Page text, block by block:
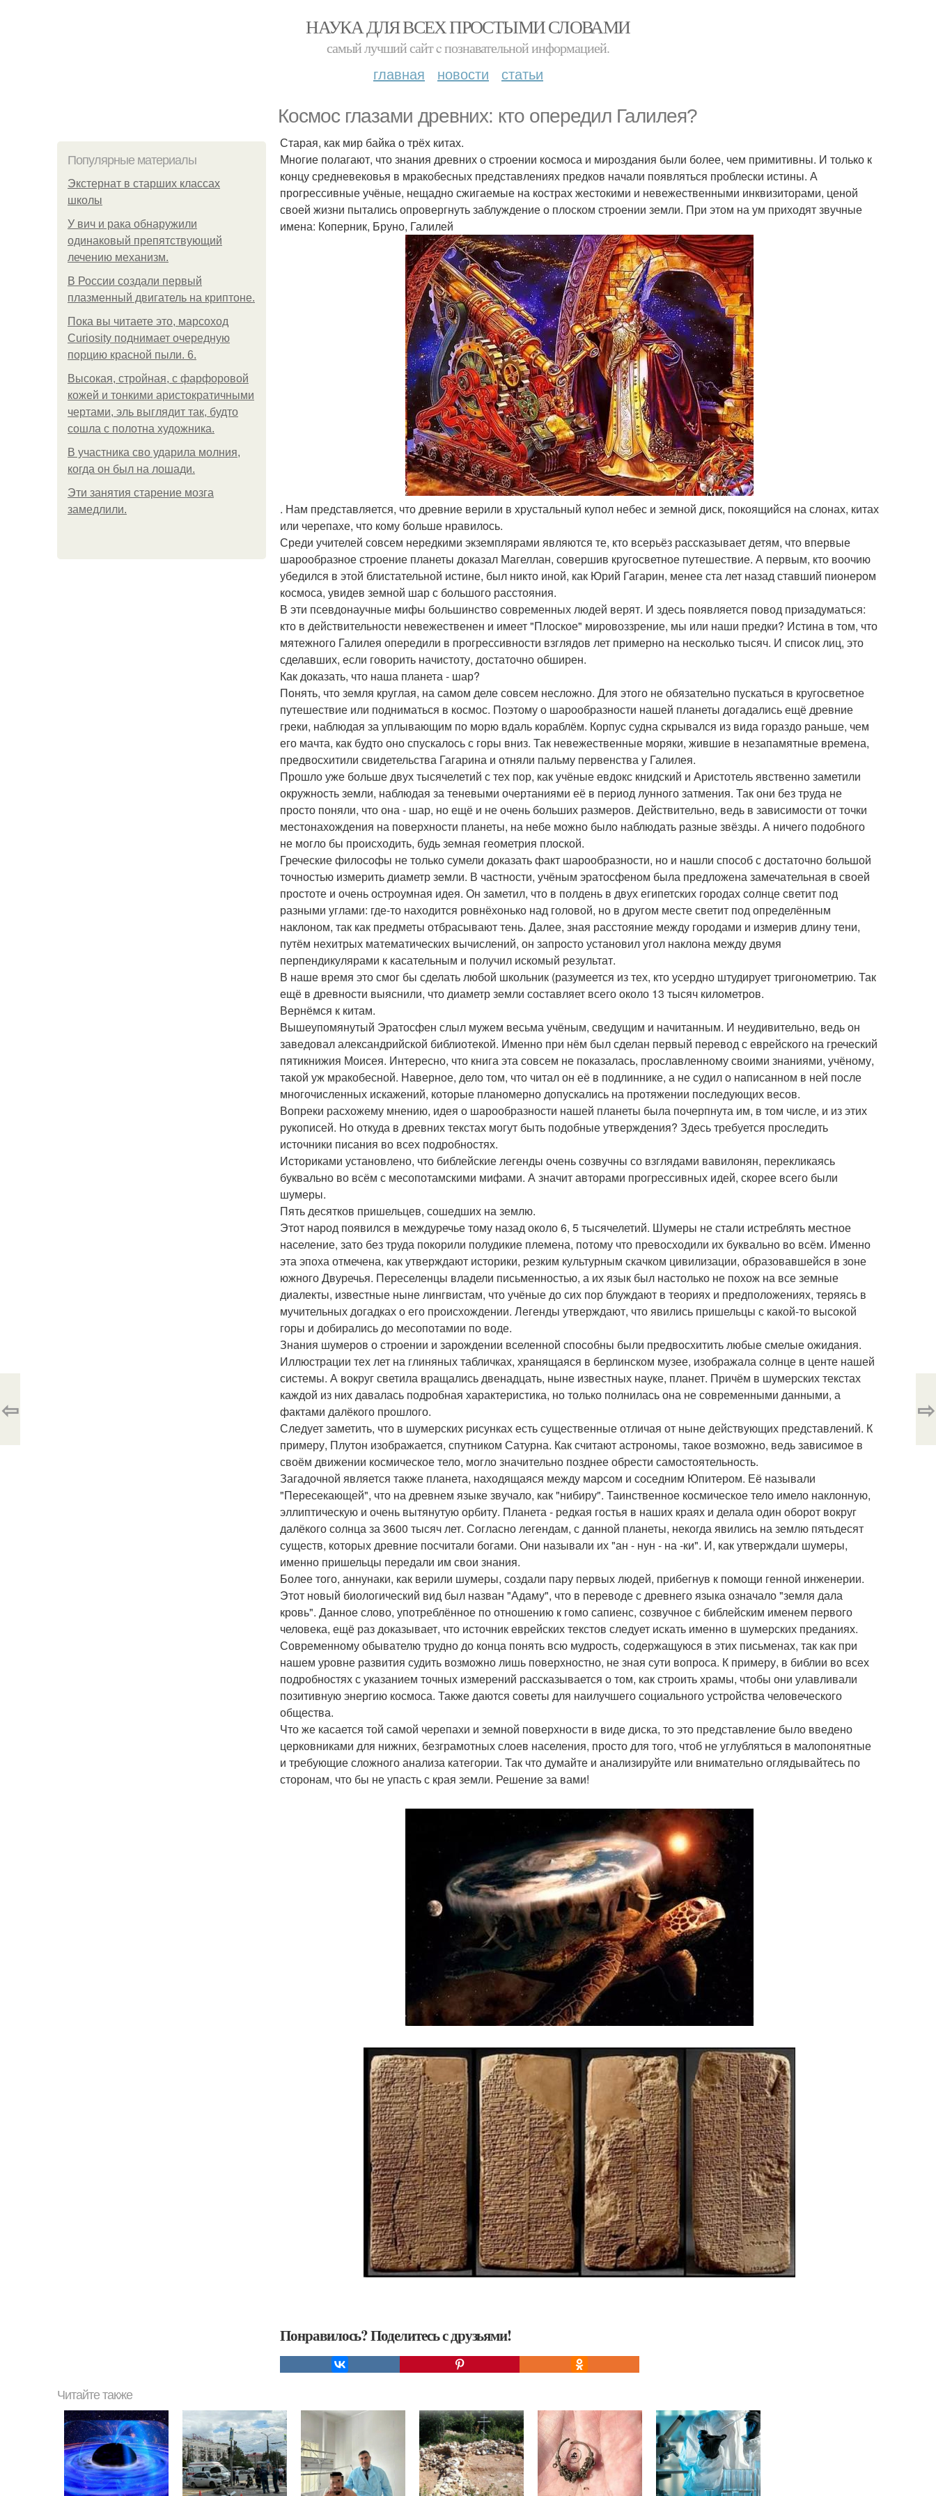
НАУКА ДЛЯ ВСЕХ ПРОСТЫМИ СЛОВАМИ
самый лучший сайт c познавательной информацией.
главная новости статьи
Космос глазами древних: кто опередил Галилея?
Популярные материалы
Экстернат в старших классах
школы
У вич и рака обнаружили
одинаковый препятствующий
лечению механизм.
В России создали первый
плазменный двигатель на криптоне.
Пока вы читаете это, марсоход
Curiosity поднимает очередную
порцию красной пыли. 6.
Высокая, стройная, с фарфоровой
кожей и тонкими аристократичными
чертами, эль выглядит так, будто
сошла с полотна художника.
В участника сво ударила молния,
когда он был на лошади.
Эти занятия старение мозга
замедлили.
Старая, как мир байка о трёх китах.
Многие полагают, что знания древних о строении космоса и мироздания были более, чем примитивны. И только к
концу средневековья в мракобесных представлениях предков начали появляться проблески истины. А
прогрессивные учёные, нещадно сжигаемые на кострах жестокими и невежественными инквизиторами, ценой
своей жизни пытались опровергнуть заблуждение о плоском строении земли. При этом на ум приходят звучные
имена: Коперник, Бруно, Галилей
. Нам представляется, что древние верили в хрустальный купол небес и земной диск, покоящийся на слонах, китах
или черепахе, что кому больше нравилось.
Среди учителей совсем нередкими экземплярами являются те, кто всерьёз рассказывает детям, что впервые
шарообразное строение планеты доказал Магеллан, совершив кругосветное путешествие. А первым, кто воочию
убедился в этой блистательной истине, был никто иной, как Юрий Гагарин, менее ста лет назад ставший пионером
космоса, увидев земной шар с большого расстояния.
В эти псевдонаучные мифы большинство современных людей верят. И здесь появляется повод призадуматься:
кто в действительности невежественен и имеет "Плоское" мировоззрение, мы или наши предки? Истина в том, что
мятежного Галилея опередили в прогрессивности взглядов лет примерно на несколько тысяч. И список лиц, это
сделавших, если говорить начистоту, достаточно обширен.
Как доказать, что наша планета - шар?
Понять, что земля круглая, на самом деле совсем несложно. Для этого не обязательно пускаться в кругосветное
путешествие или подниматься в космос. Поэтому о шарообразности нашей планеты догадались ещё древние
греки, наблюдая за уплывающим по морю вдаль кораблём. Корпус судна скрывался из вида гораздо раньше, чем
его мачта, как будто оно спускалось с горы вниз. Так невежественные моряки, жившие в незапамятные времена,
предвосхитили свидетельства Гагарина и отняли пальму первенства у Галилея.
Прошло уже больше двух тысячелетий с тех пор, как учёные евдокс книдский и Аристотель явственно заметили
окружность земли, наблюдая за теневыми очертаниями её в период лунного затмения. Так они без труда не
просто поняли, что она - шар, но ещё и не очень больших размеров. Действительно, ведь в зависимости от точки
местонахождения на поверхности планеты, на небе можно было наблюдать разные звёзды. А ничего подобного
не могло бы происходить, будь земная геометрия плоской.
Греческие философы не только сумели доказать факт шарообразности, но и нашли способ с достаточно большой
точностью измерить диаметр земли. В частности, учёным эратосфеном была предложена замечательная в своей
простоте и очень остроумная идея. Он заметил, что в полдень в двух египетских городах солнце светит под
разными углами: где-то находится ровнёхонько над головой, но в другом месте светит под определённым
наклоном, так как предметы отбрасывают тень. Далее, зная расстояние между городами и измерив длину тени,
путём нехитрых математических вычислений, он запросто установил угол наклона между двумя
перпендикулярами к касательным и получил искомый результат.
В наше время это смог бы сделать любой школьник (разумеется из тех, кто усердно штудирует тригонометрию. Так
ещё в древности выяснили, что диаметр земли составляет всего около 13 тысяч километров.
Вернёмся к китам.
Вышеупомянутый Эратосфен слыл мужем весьма учёным, сведущим и начитанным. И неудивительно, ведь он
заведовал александрийской библиотекой. Именно при нём был сделан первый перевод с еврейского на греческий
пятикнижия Моисея. Интересно, что книга эта совсем не показалась, прославленному своими знаниями, учёному,
такой уж мракобесной. Наверное, дело том, что читал он её в подлиннике, а не судил о написанном в ней после
многочисленных искажений, которые планомерно допускались на протяжении последующих весов.
Вопреки расхожему мнению, идея о шарообразности нашей планеты была почерпнута им, в том числе, и из этих
рукописей. Но откуда в древних текстах могут быть подобные утверждения? Здесь требуется проследить
источники писания во всех подробностях.
Историками установлено, что библейские легенды очень созвучны со взглядами вавилонян, перекликаясь
буквально во всём с месопотамскими мифами. А значит авторами прогрессивных идей, скорее всего были
шумеры.
Пять десятков пришельцев, сошедших на землю.
Этот народ появился в междуречье тому назад около 6, 5 тысячелетий. Шумеры не стали истреблять местное
население, зато без труда покорили полудикие племена, потому что превосходили их буквально во всём. Именно
эта эпоха отмечена, как утверждают историки, резким культурным скачком цивилизации, образовавшейся в зоне
южного Двуречья. Переселенцы владели письменностью, а их язык был настолько не похож на все земные
диалекты, известные ныне лингвистам, что учёные до сих пор блуждают в теориях и предположениях, теряясь в
мучительных догадках о его происхождении. Легенды утверждают, что явились пришельцы с какой-то высокой
горы и добирались до месопотамии по воде.
Знания шумеров о строении и зарождении вселенной способны были предвосхитить любые смелые ожидания.
Иллюстрации тех лет на глиняных табличках, хранящаяся в берлинском музее, изображала солнце в центе нашей
системы. А вокруг светила вращались двенадцать, ныне известных науке, планет. Причём в шумерских текстах
каждой из них давалась подробная характеристика, но только полнилась она не современными данными, а
фактами далёкого прошлого.
Следует заметить, что в шумерских рисунках есть существенные отличая от ныне действующих представлений. К
примеру, Плутон изображается, спутником Сатурна. Как считают астрономы, такое возможно, ведь зависимое в
своём движении космическое тело, могло значительно позднее обрести самостоятельность.
Загадочной является также планета, находящаяся между марсом и соседним Юпитером. Её называли
"Пересекающей", что на древнем языке звучало, как "нибиру". Таинственное космическое тело имело наклонную,
эллиптическую и очень вытянутую орбиту. Планета - редкая гостья в наших краях и делала один оборот вокруг
далёкого солнца за 3600 тысяч лет. Согласно легендам, с данной планеты, некогда явились на землю пятьдесят
существ, которых древние посчитали богами. Они называли их "ан - нун - на -ки". И, как утверждали шумеры,
именно пришельцы передали им свои знания.
Более того, аннунаки, как верили шумеры, создали пару первых людей, прибегнув к помощи генной инженерии.
Этот новый биологический вид был назван "Адаму", что в переводе с древнего языка означало "земля дала
кровь". Данное слово, употреблённое по отношению к гомо сапиенс, созвучное с библейским именем первого
человека, ещё раз доказывает, что источник еврейских текстов следует искать именно в шумерских преданиях.
Современному обывателю трудно до конца понять всю мудрость, содержащуюся в этих письменах, так как при
нашем уровне развития судить возможно лишь поверхностно, не зная сути вопроса. К примеру, в библии во всех
подробностях с указанием точных измерений рассказывается о том, как строить храмы, чтобы они улавливали
позитивную энергию космоса. Также даются советы для наилучшего социального устройства человеческого
общества.
Что же касается той самой черепахи и земной поверхности в виде диска, то это представление было введено
церковниками для нижних, безграмотных слоев населения, просто для того, чтоб не углубляться в малопонятные
и требующие сложного анализа категории. Так что думайте и анализируйте или внимательно оглядывайтесь по
сторонам, что бы не упасть с края земли. Решение за вами!
Понравилось? Поделитесь с друзьями!
⇦ ⇨
Читайте также